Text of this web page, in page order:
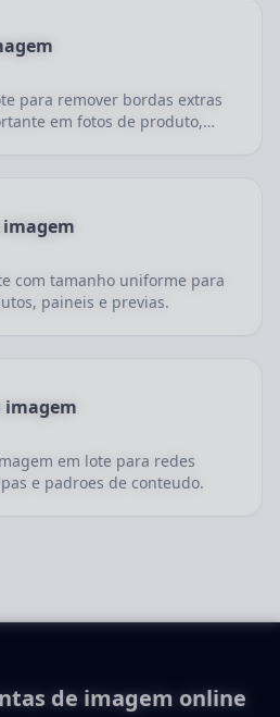
para remover bordas extras
em fotos de produto,
com tamanho uniforme para
paineis e previas.
imagem
em lote para redes
e padroes de conteudo.
de imagem online